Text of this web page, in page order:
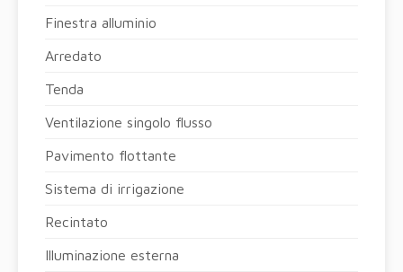
Finestra alluminio
Arredato
Tenda
Ventilazione singolo flusso
Pavimento flottante
Sistema di irrigazione
Recintato
Illuminazione esterna